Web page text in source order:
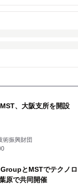
、大阪支所を開設
術振興財団
とMSTでテクノロ
原で共同開催